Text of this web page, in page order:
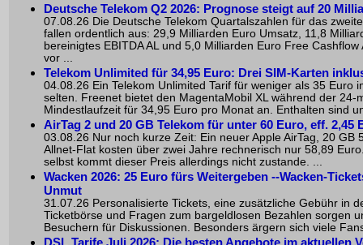
Deutsche Telekom Q2 2026: Prognose steigt auf 20
07.08.26 Die Deutsche Telekom Quartalszahlen für das
fallen ordentlich aus: 29,9 Milliarden Euro Umsatz, 11,8
bereinigtes EBITDA AL und 5,0 Milliarden Euro Free Cashflow
vor ...
Telekom Unlimited für 34,95 Euro: Drei SIM-Karten
04.08.26 Ein Telekom Unlimited Tarif für weniger als 35 Euro
selten. Freenet bietet den MagentaMobil XL während der 24-
Mindestlaufzeit für 34,95 Euro pro Monat an. Enthalten sind
AirTag 2 und 20 GB Telekom für unter 60 Euro, eff. 2,45
03.08.26 Nur noch kurze Zeit: Ein neuer Apple AirTag, 20 GB
Allnet-Flat kosten über zwei Jahre rechnerisch nur 58,89
selbst kommt dieser Preis allerdings nicht zustande. ...
Wacken 2026: 25 Euro fürs Weitergeben --Wacken-
Unmut
31.07.26 Personalisierte Tickets, eine zusätzliche Gebühr in
Ticketbörse und Fragen zum bargeldlosen Bezahlen sorgen
Besuchern für Diskussionen. Besonders ärgern sich viele
DSL Tarife Juli 2026: Die besten Angebote im aktuellen